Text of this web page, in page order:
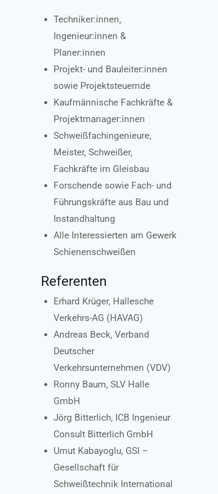
Techniker:innen,
Ingenieur:innen &
Planer:innen
Projekt- und Bauleiter:innen
sowie Projektsteuernde
Kaufmännische Fachkräfte &
Projektmanager:innen
Schweißfachingenieure,
Meister, Schweißer,
Fachkräfte im Gleisbau
Forschende sowie Fach- und
Führungskräfte aus Bau und
Instandhaltung
Alle Interessierten am Gewerk
Schienenschweißen
Referenten
Erhard Krüger, Hallesche
Verkehrs-AG (HAVAG)
Andreas Beck, Verband
Deutscher
Verkehrsunternehmen (VDV)
Ronny Baum, SLV Halle
GmbH
Jörg Bitterlich, ICB Ingenieur
Consult Bitterlich GmbH
Umut Kabayoglu, GSI –
Gesellschaft für
Schweißtechnik International